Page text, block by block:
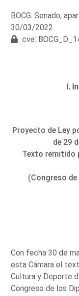
BOCG. Senado,
30/03/2022
cve:
I.
Proyecto de Ley
de 29
Texto remitido
(Congreso
Con fecha 30 de
esta Cámara el
Cultura y Deporte
Congreso de los